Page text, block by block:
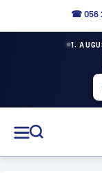
☎ 056
1.